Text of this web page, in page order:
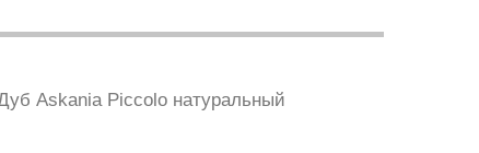
Askania Piccolo натуральный